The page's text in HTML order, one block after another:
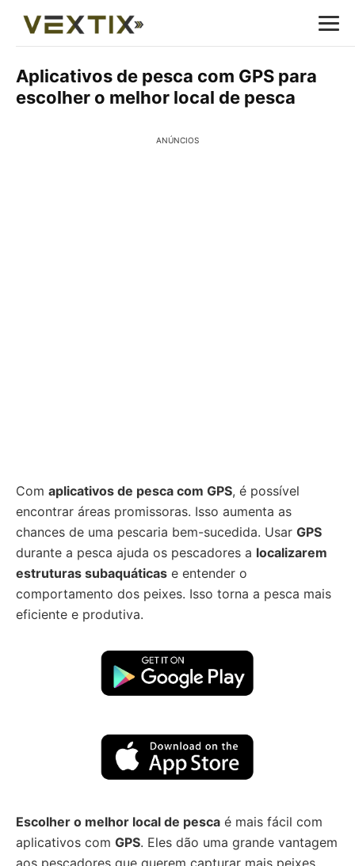
Aplicativos de pesca com GPS para
escolher o melhor local de pesca
ANÚNCIOS
Com aplicativos de pesca com GPS, é possível
encontrar áreas promissoras. Isso aumenta as
chances de uma pescaria bem-sucedida. Usar GPS
durante a pesca ajuda os pescadores a localizarem
estruturas subaquáticas e entender o
comportamento dos peixes. Isso torna a pesca mais
eficiente e produtiva.
Escolher o melhor local de pesca é mais fácil com
aplicativos com GPS. Eles dão uma grande vantagem
aos pescadores que querem capturar mais peixes.